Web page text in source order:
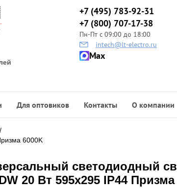
+7 (495) 783-92-31
+7 (800) 707-17-38
Пн-Пт с 09:00 до 18:00
intech@lt-electro.ru
Max
Для оптовиков Контакты О компании
/
6000K
светодиодный
20 Вт 595x295 IP44 Призма